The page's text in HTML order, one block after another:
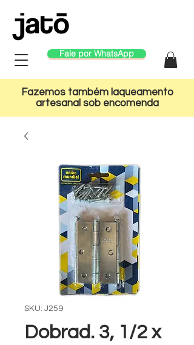
Fale por WhatsApp
Fazemos também laqueamento
artesanal sob encomenda
SKU: J259
Dobrad. 3, 1/2 x